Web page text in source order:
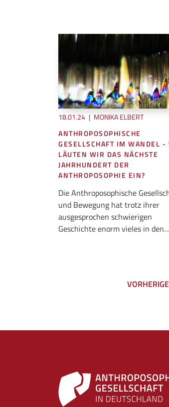
18.01.24 | MONIKA ELBERT
ANTHROPOSOPHISCHE
GESELLSCHAFT IM WANDEL -
LÄUTEN WIR DAS NÄCHSTE
JAHRHUNDERT DER
ANTHROPOSOPHIE EIN?
Die Anthroposophische
und Bewegung hat trotz ihrer
ausgesprochen schwierigen
Geschichte enorm vieles in den…
VORHERIGE